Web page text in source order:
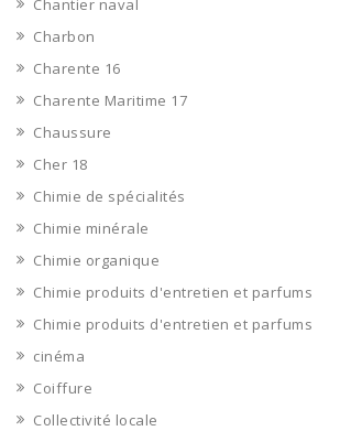
Chantier naval
Charbon
Charente 16
Charente Maritime 17
Chaussure
Cher 18
Chimie de spécialités
Chimie minérale
Chimie organique
Chimie produits d'entretien et parfums
Chimie produits d'entretien et parfums
cinéma
Coiffure
Collectivité locale